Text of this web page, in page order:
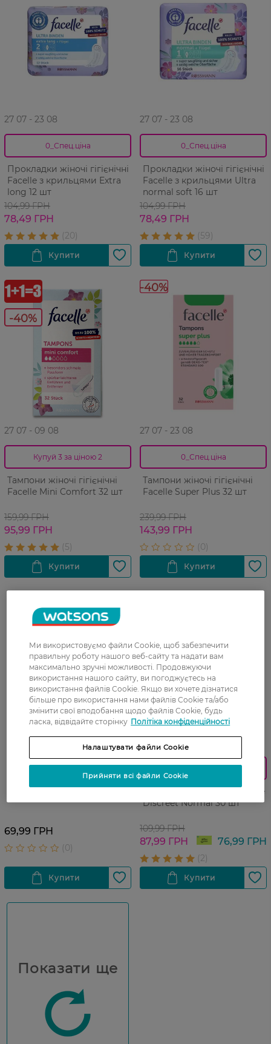
27 07 - 23 08
0_Спец.ціна
Прокладки жіночі гігієнічні
Facelle з крильцями Extra
long 12 шт
104,99 ГРН
78,49 ГРН
27 07 - 23 08
0_Спец.ціна
Прокладки жіночі гігієнічні
Facelle з крильцями Ultra
normal soft 16 шт
104,99 ГРН
78,49 ГРН
-40%
27 07 - 09 08
Купуй 3 за ціною 2
Тампони жіночі гігієнічні
Facelle Mini Comfort 32 шт
159,99 ГРН
95,99 ГРН
-40%
27 07 - 23 08
0_Спец.ціна
Тампони жіночі гігієнічні
Facelle Super Plus 32 шт
239,99 ГРН
143,99 ГРН
розпродаж
Прокладки гігієнічні Facelle
Ultra Normal 16 шт
69,99 ГРН
27 07 - 23 08
Знижка 30% з карткою Watsons
Прокладки щоденні Facelle
Discreet Normal 30 шт
109,99 ГРН
87,99 ГРН 76,99 ГРН
Показати ще
Ми використовуємо файли Cookie, щоб забезпечити
правильну роботу нашого веб-сайту та надати вам
максимально зручні можливості. Продовжуючи
використання нашого сайту, ви погоджуєтесь на
використання файлів Cookie. Якщо ви хочете дізнатися
більше про використання нами файлів Cookie та/або
змінити свої вподобання щодо файлів Cookie, будь
ласка, відвідайте сторінку Політіка конфіденційності
Налаштувати файли Cookie
Прийняти всі файли Cookie